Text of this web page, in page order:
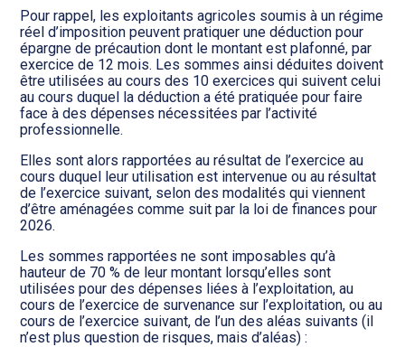
Transition numérique
Pour rappel, les exploitants agricoles soumis à un régime
réel d’imposition peuvent pratiquer une déduction pour
épargne de précaution dont le montant est plafonné, par
exercice de 12 mois. Les sommes ainsi déduites doivent
être utilisées au cours des 10 exercices qui suivent celui
au cours duquel la déduction a été pratiquée pour faire
face à des dépenses nécessitées par l’activité
professionnelle.
Elles sont alors rapportées au résultat de l’exercice au
cours duquel leur utilisation est intervenue ou au résultat
de l’exercice suivant, selon des modalités qui viennent
d’être aménagées comme suit par la loi de finances pour
2026.
Les sommes rapportées ne sont imposables qu’à
hauteur de 70 % de leur montant lorsqu’elles sont
utilisées pour des dépenses liées à l’exploitation, au
cours de l’exercice de survenance sur l’exploitation, ou au
cours de l’exercice suivant, de l’un des aléas suivants (il
n’est plus question de risques, mais d’aléas) :